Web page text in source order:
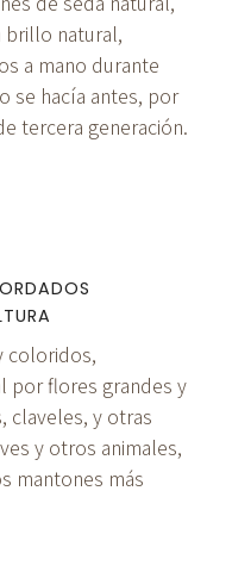
brillo natural,
a mano durante
se hacía antes, por
tercera generación.
coloridos,
por flores grandes y
claveles, y otras
y otros animales,
mantones más